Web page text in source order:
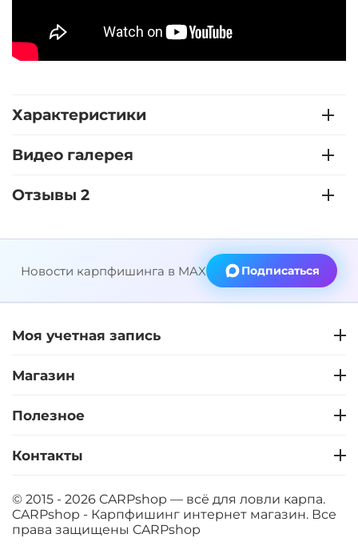
Характеристики
Видео галерея
Отзывы 2
Новости карпфишинга в MAX Подписаться
Моя учетная запись
Магазин
Полезное
Контакты
© 2015 - 2026 CARPshop — всё для ловли карпа.
CARPshop - Карпфишинг интернет магазин. Все
права защищены CARPshop